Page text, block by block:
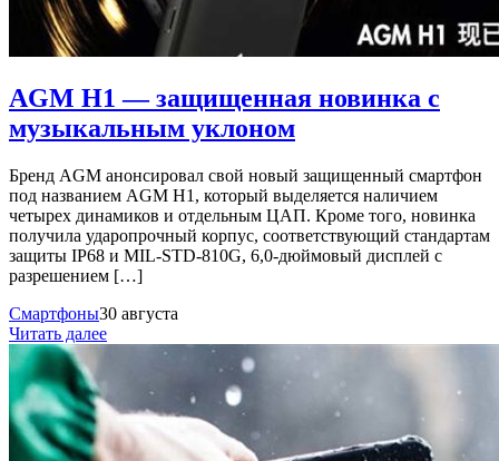
AGM H1 — защищенная новинка с
музыкальным уклоном
Бренд AGM анонсировал свой новый защищенный смартфон
под названием AGM H1, который выделяется наличием
четырех динамиков и отдельным ЦАП. Кроме того, новинка
получила ударопрочный корпус, соответствующий стандартам
защиты IP68 и MIL-STD-810G, 6,0-дюймовый дисплей с
разрешением […]
Смартфоны30 августа
Читать далее